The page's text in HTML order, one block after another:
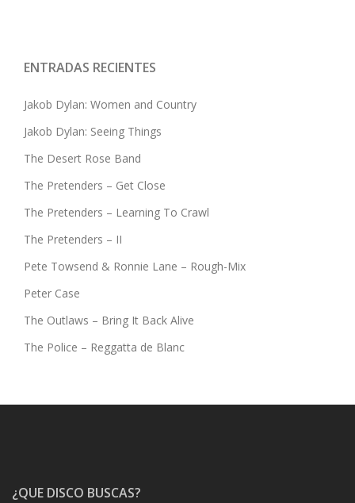
ENTRADAS RECIENTES
Jakob Dylan: Women and Country
Jakob Dylan: Seeing Things
The Desert Rose Band
The Pretenders – Get Close
The Pretenders – Learning To Crawl
The Pretenders – II
Pete Towsend & Ronnie Lane – Rough-Mix
Peter Case
The Outlaws – Bring It Back Alive
The Police – Reggatta de Blanc
¿QUE DISCO BUSCAS?